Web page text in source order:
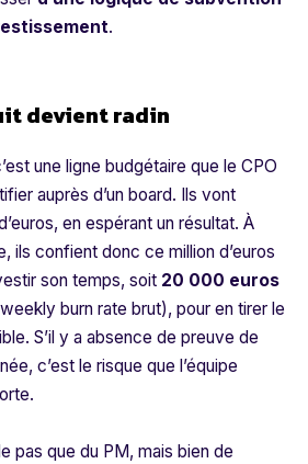
.
devient radin
une ligne budgétaire que le CPO
auprès d’un board. Ils vont
en espérant un résultat. À
ils confient donc ce million d’euros
son temps, soit 20 000 euros
weekly burn rate brut), pour en tirer le
S’il y a absence de preuve de
c’est le risque que l’équipe
pas que du PM, mais bien de